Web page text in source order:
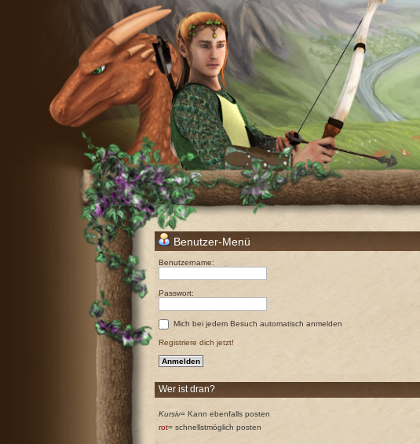
Benutzer-Menü
Benutzername:
Passwort:
Mich bei jedem Besuch automatisch anmelden
Registriere dich jetzt!
Wer ist dran?
Kursiv= Kann ebenfalls posten
rot= schnellstmöglich posten